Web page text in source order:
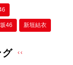
46 新垣結衣
グ